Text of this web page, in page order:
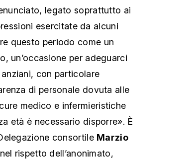
legato soprattutto ai
esercitate da alcuni
questo periodo come un
un’occasione per adeguarci
con particolare
di personale dovuta alle
medico e infermieristiche
età è necessario disporre». È
consortile Marzio
rispetto dell’anonimato,